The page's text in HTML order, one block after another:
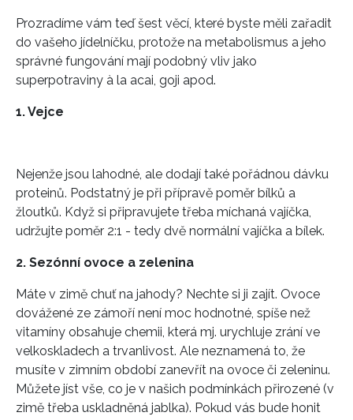
Prozradíme vám teď šest věcí, které byste měli zařadit
do vašeho jídelníčku, protože na metabolismus a jeho
správné fungování mají podobný vliv jako
superpotraviny à la acai, goji apod.
1. Vejce
Nejenže jsou lahodné, ale dodají také pořádnou dávku
proteinů. Podstatný je při přípravě poměr bílků a
žloutků. Když si připravujete třeba míchaná vajíčka,
udržujte poměr 2:1 - tedy dvě normální vajíčka a bílek.
2. Sezónní ovoce a zelenina
Máte v zimě chuť na jahody? Nechte si ji zajít. Ovoce
dovážené ze zámoří není moc hodnotné, spíše než
vitamíny obsahuje chemii, která mj. urychluje zrání ve
velkoskladech a trvanlivost. Ale neznamená to, že
musíte v zimním období zanevřít na ovoce či zeleninu.
Můžete jíst vše, co je v našich podmínkách přirozené (v
zimě třeba uskladněná jablka). Pokud vás bude honit